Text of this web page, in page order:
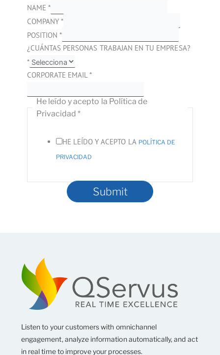
NAME *
COMPANY*
POSITION*
¿CUÁNTAS PERSONAS TRABAJAN EN TU EMPRESA?
*
CORPORATE EMAIL*
He leído y acepto la Política de
Privacidad*
HE LEÍDO Y ACEPTO LA POLÍTICA DE
PRIVACIDAD
Submit
Listen to your customers with omnichannel
engagement, analyze information automatically, and act
in real time to improve your processes.